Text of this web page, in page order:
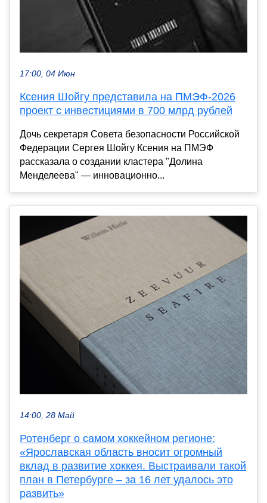
17:00, 04 Июн
Ксения Шойгу представила на ПМЭФ-2026
проект с инвестициями в 700 млрд рублей
Дочь секретаря Совета безопасности Российской
Федерации Сергея Шойгу Ксения на ПМЭФ
рассказала о создании кластера "Долина
Менделеева" — инновационно...
14:00, 28 Май
Ротенберг о самом хоккейном регионе:
«Ярославская область вносит огромный
вклад в развитие хоккея. Выстраивали такой
план в Петербурге – за 16 лет удалось это
развить»